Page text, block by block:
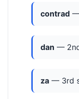
contrad —
dan —
za — 3rd